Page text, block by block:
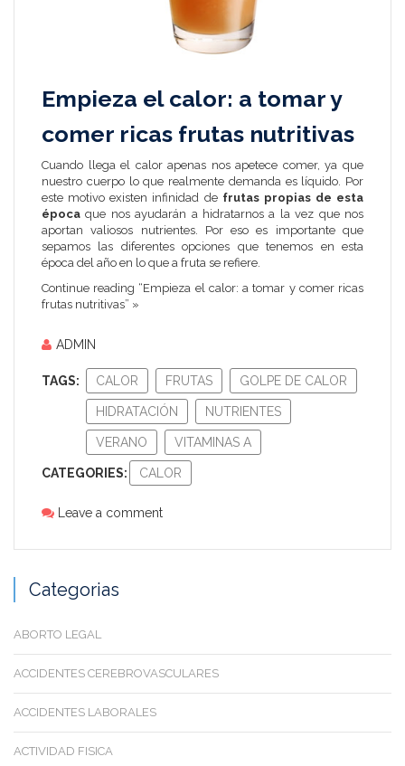
Empieza el calor: a tomar y
comer ricas frutas nutritivas
Cuando llega el calor apenas nos apetece comer, ya que
nuestro cuerpo lo que realmente demanda es líquido. Por
este motivo existen infinidad de frutas propias de esta
época que nos ayudarán a hidratarnos a la vez que nos
aportan valiosos nutrientes. Por eso es importante que
sepamos las diferentes opciones que tenemos en esta
época del año en lo que a fruta se refiere.
Continue reading “Empieza el calor: a tomar y comer ricas
frutas nutritivas” »
ADMIN
TAGS: CALOR FRUTAS GOLPE DE CALOR
HIDRATACIÓN NUTRIENTES
VERANO VITAMINAS A
CATEGORIES: CALOR
Leave a comment
Categorias
ABORTO LEGAL
ACCIDENTES CEREBROVASCULARES
ACCIDENTES LABORALES
ACTIVIDAD FISICA